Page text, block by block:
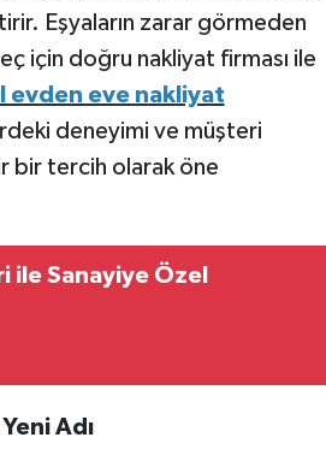
Eşyaların zarar görmeden
için doğru nakliyat firması ile
evden eve nakliyat
deneyimi ve müşteri
bir tercih olarak öne
ile Sanayiye Özel
Adı